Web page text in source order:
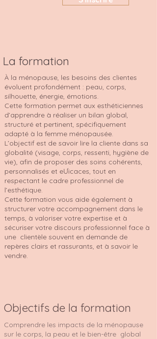
La formation
À la ménopause, les besoins des clientes
évoluent profondément : peau, corps,
silhouette, énergie, émotions.
Cette formation permet aux esthéticiennes
d’apprendre à réaliser un bilan global,
structuré et pertinent, spécifiquement
adapté à la femme ménopausée.
L’objectif est de savoir lire la cliente dans sa
globalité (visage, corps, ressenti, hygiène de
vie), afin de proposer des soins cohérents,
personnalisés et eƯicaces, tout en
respectant le cadre professionnel de
l’esthétique.
Cette formation vous aide également à
structurer votre accompagnement dans le
temps, à valoriser votre expertise et à
sécuriser votre discours professionnel face à
une clientèle souvent en demande de
repères clairs et rassurants, et à savoir le
vendre.
Objectifs de la formation
Comprendre les impacts de la ménopause
sur le corps, la peau et le bien-être global